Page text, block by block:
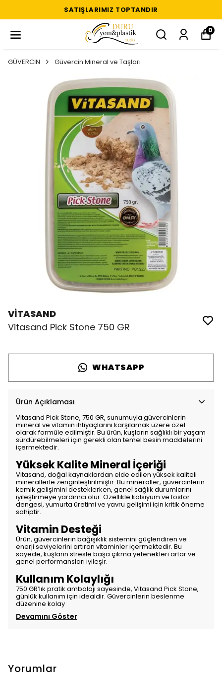
SATIŞLARIMIZ TOPTANDIR
0
GÜVERCİN Güvercin Mineral ve Taşları
VİTASAND
Vitasand Pick Stone 750 GR
WHATSAPP
Ürün Açıklaması
Vitasand Pick Stone, 750 GR, sunumuyla güvercinlerin
mineral ve vitamin ihtiyaçlarını karşılamak üzere özel
olarak formüle edilmiştir. Bu ürün, kuşların sağlıklı bir yaşam
sürdürebilmeleri için gerekli olan temel besin maddelerini
içermektedir.
Yüksek Kalite Mineral İçeriği
Vitasand, doğal kaynaklardan elde edilen yüksek kaliteli
minerallerle zenginleştirilmiştir. Bu mineraller, güvercinlerin
kemik gelişimini desteklerken, genel sağlık durumlarını
iyileştirmeye yardımcı olur. Özellikle kalsiyum ve fosfor
dengesi, yumurta üretimi ve yavru gelişimi için kritik öneme
sahiptir.
Vitamin Desteği
Ürün, güvercinlerin bağışıklık sistemini güçlendiren ve
enerji seviyelerini artıran vitaminler içermektedir. Bu
sayede, kuşların stresle başa çıkma yetenekleri artar ve
genel performansları iyileşir.
Kullanım Kolaylığı
750 GR’lık pratik ambalajı sayesinde, Vitasand Pick Stone,
günlük kullanım için idealdir. Güvercinlerin beslenme
düzenine kolay
Devamını Göster
Yorumlar